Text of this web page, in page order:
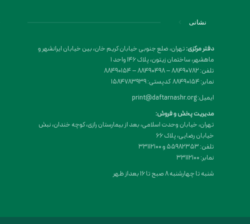
نشانی
دفتر مرکزی:تهران، ضلع جنوبی خیابان کریم خان، بین خیابان ایرانشهر و
ماهشهر، ساختمان زیتون، پلاک 146 واحد 1
تلفن: 88490782 – 88490498 – 88490154
نمابر: 88490154 کدپستی: 1584783939
ایمیل: print@daftarnashr.org
مدیریت پخش و فروش:
تهران، خیابان وحدت اسلامی، بعد از بیمارستان رازی، کوچه خندان، نبش
خیابان رضایی، پلاک ۶۶
تلفن: 55982353 و 33112100
نمابر: 33112100
شنبه تا چهارشنبه 8 صبح تا 16 بعداز ظهر